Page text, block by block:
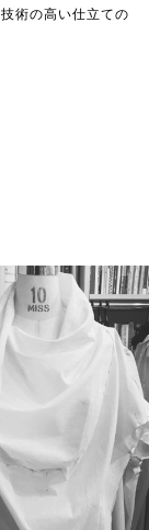
術の高い仕立ての